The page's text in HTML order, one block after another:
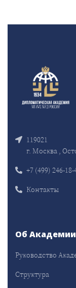
119021
г. Москва ,
+7 (499) 246-18-
Контакты
Об Академии
Руководство
Структура